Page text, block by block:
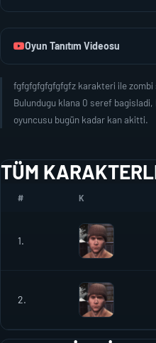
Oyun Tanıtım Videosu
fgfgfgfgfgfgfgfz karakteri ile zombi
Bulundugu klana 0 seref
oyuncusu bugün kadar kan akitti.
TÜM
# K
1.
2.